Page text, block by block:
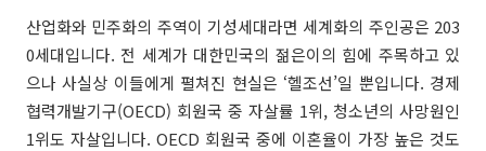
산업화와 민주화의 주역이 기성세대라면 세계화의 주인공은 203
0세대입니다. 전 세계가 대한민국의 젊은이의 힘에 주목하고 있
으나 사실상 이들에게 펼쳐진 현실은 ‘헬조선’일 뿐입니다. 경제
협력개발기구(OECD) 회원국 중 자살률 1위, 청소년의 사망원인
1위도 자살입니다. OECD 회원국 중에 이혼율이 가장 높은 것도